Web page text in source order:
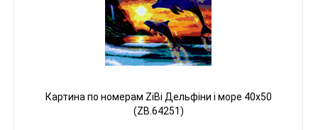
Картина по номерам ZiBi Дельфіни і море 40x50
(ZB.64251)